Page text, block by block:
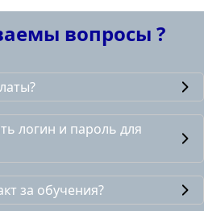
вопросы ?
логин и пароль для
за обучения?